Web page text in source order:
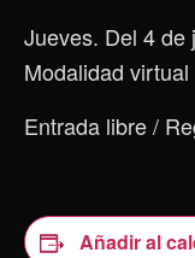
Jueves. Del 4 de
Modalidad virtual
Entrada libre /
Añadir al